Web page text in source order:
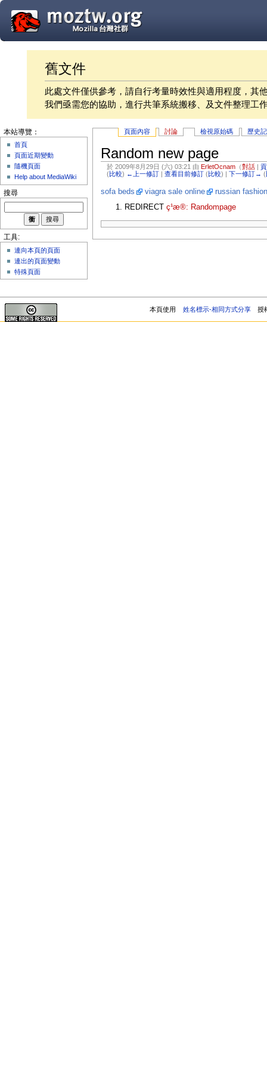
舊文件
此處文件僅供參考，請自行考量時效性與適用程度，其
我們亟需您的協助，進行共筆系統搬移、及文件整理工
頁面內容 討論 檢視原始碼 歷史
Random new page
於 2009年8月29日 (六) 03:21 由 ErletOcnam （對話 |
(比較) ←上一修訂 |查看目前修訂 (比較) |下一修訂→ (
sofa beds viagra sale online
russian fashion
REDIRECTç¹æ®: Randompage
本站導覽：
首頁
頁面近期變動
隨機頁面
Help about MediaWiki
搜尋
工具:
連向本頁的頁面
連出的頁面變動
特殊頁面
本頁使用 姓名標示-相同方式分享 授